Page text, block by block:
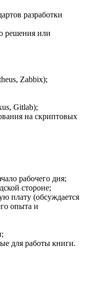
разработки
решения или
Zabbix);
Gitlab);
на скриптовых
рабочего дня;
стороне;
плату (обсуждается
опыта и
для работы книги.